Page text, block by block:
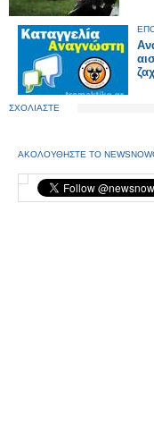
ΣΧΟΛΙΑΣΤΕ
ΑΚΟΛΟΥΘΗΣΤΕ ΤΟ